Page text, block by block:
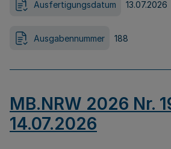
Ausfertigungsdatum 13.07.2026
Ausgabennummer 188
MB.NRW 2026 Nr.
14.07.2026